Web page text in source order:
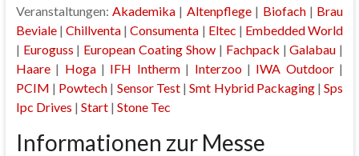
Veranstaltungen:Akademika | Altenpflege| Biofach| Brau
Beviale|Chillventa |Consumenta | Eltec | Embedded World
| Euroguss | European Coating Show | Fachpack |Galabau |
Haare| Hoga| IFH Intherm| Interzoo| IWA Outdoor|
PCIM | Powtech | Sensor Test|Smt Hybrid Packaging|Sps
Ipc Drives | Start| Stone Tec
Informationen zur Messe